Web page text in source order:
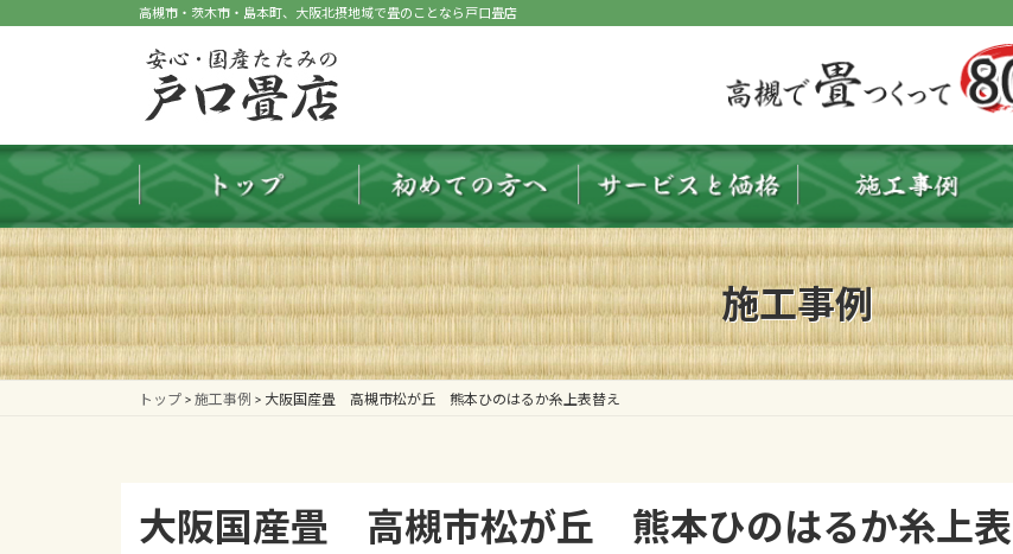
へ
ス
ッ
プ
ョ
ン
移
動
高槻市・茨木市・島本町、大阪北摂地域で畳のことなら戸口畳店
施工事例
トップ > 施工事例 > 大阪国産畳 高槻市松が丘 熊本ひのはるか糸上表替え
大阪国産畳 高槻市松が丘 熊本ひのはるか糸上表